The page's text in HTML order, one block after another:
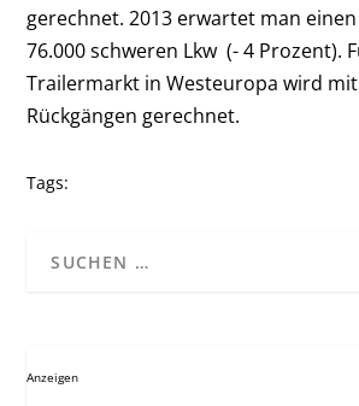
gerechnet. 2013 erwartet man
76.000 schweren Lkw (- 4 Prozent).
Trailermarkt in Westeuropa wird
Rückgängen gerechnet.
Tags:
Anzeigen